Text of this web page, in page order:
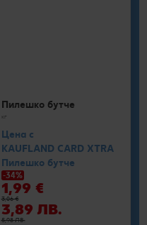
Пилешко бутче
кг
Цена с
KAUFLAND CARD XTRA
Пилешко бутче
-34%
1,99 €
3,06 €
3,89 ЛВ.
5,98 ЛВ.